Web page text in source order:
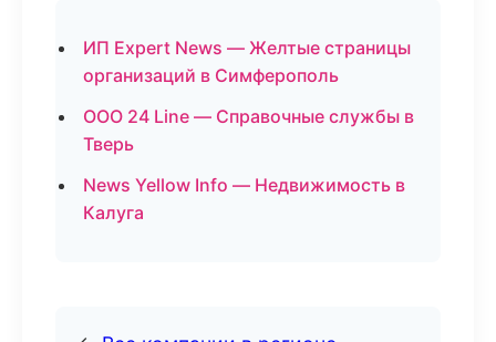
ИП Expert News — Желтые страницы
организаций в Симферополь
ООО 24 Line — Справочные службы в
Тверь
News Yellow Info — Недвижимость в
Калуга